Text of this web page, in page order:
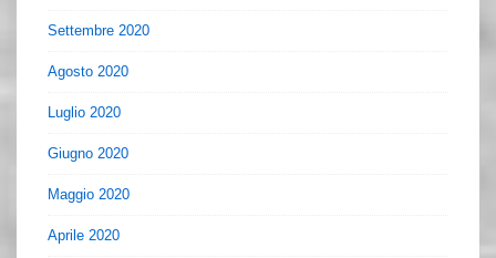
Settembre 2020
Agosto 2020
Luglio 2020
Giugno 2020
Maggio 2020
Aprile 2020